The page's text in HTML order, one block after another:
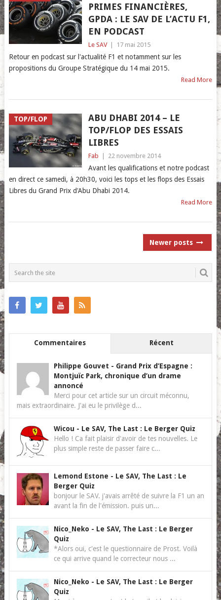
PRIMES FINANCIÈRES,
GPDA : LE SAV DE L’ACTU F1,
EN PODCAST
Le SAV 17 mai 2015
Retour en podcast sur l'actualité F1 et notamment sur les
propositions du Groupe Stratégique du 14 mai 2015.
Read More
TOP/FLOP
ABU DHABI 2014 – LE
TOP/FLOP DES ESSAIS
LIBRES
Fab 22 novembre 2014
Avant les qualifications et notre podcast
en direct ce samedi, à 20h30, voici les tops et les flops des Essais
Libres du Grand Prix d'Abu Dhabi 2014.
Read More
Newer posts
Commentaires Récent
Philippe Gouvet - Grand Prix d’Espagne :
Montjuïc Park, chronique d’un drame
annoncé
Merci pour cet article sur un circuit méconnu,
mais extraordinaire. J'ai eu le privilège d...
Wicou - Le SAV, The Last : Le Berger Quiz
Hello ! Ca fait plaisir d'avoir de tes nouvelles. Le
plus simple reste de passer faire c...
Lemond Estone - Le SAV, The Last : Le
Berger Quiz
bonjour le SAV. j'avais arrêté de suivre la F1 un an
avant la fin de l'émission. puis un...
Nico_Neko - Le SAV, The Last : Le Berger
Quiz
*Alors oui, c'est le questionnaire de Prost. Voilà
ce qui arrive quand le correcteur nous ...
Nico_Neko - Le SAV, The Last : Le Berger
Quiz